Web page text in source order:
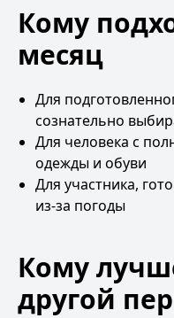
Кому
месяц
Для
сознательно
Для человека с
одежды и обуви
Для участника,
из-за погоды
Кому
другой